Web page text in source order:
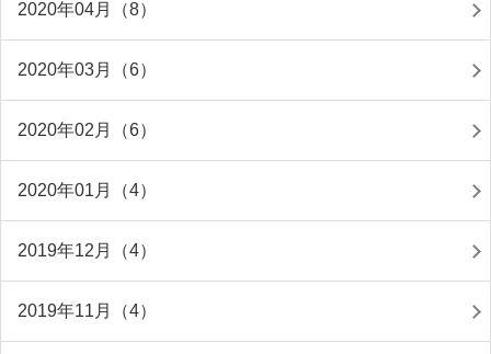
2020年04月（8）
2020年03月（6）
2020年02月（6）
2020年01月（4）
2019年12月（4）
2019年11月（4）